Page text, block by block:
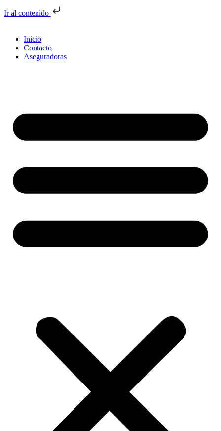
Ir al contenido
Inicio
Contacto
Aseguradoras